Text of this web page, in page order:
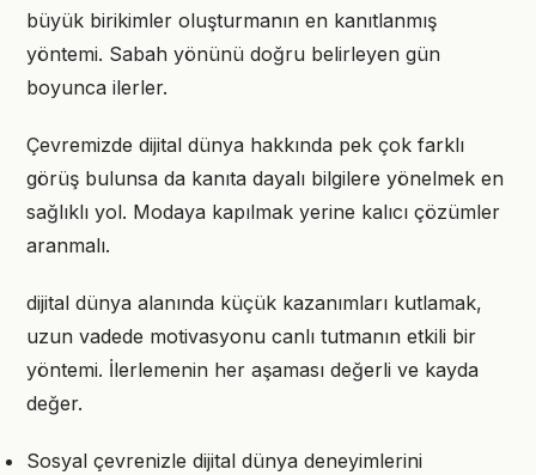
büyük birikimler oluşturmanın en kanıtlanmış
yöntemi. Sabah yönünü doğru belirleyen gün
boyunca ilerler.
Çevremizde dijital dünya hakkında pek çok farklı
görüş bulunsa da kanıta dayalı bilgilere yönelmek en
sağlıklı yol. Modaya kapılmak yerine kalıcı çözümler
aranmalı.
dijital dünya alanında küçük kazanımları kutlamak,
uzun vadede motivasyonu canlı tutmanın etkili bir
yöntemi. İlerlemenin her aşaması değerli ve kayda
değer.
Sosyal çevrenizle dijital dünya deneyimlerini